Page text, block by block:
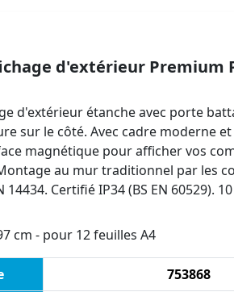
d'extérieur Premium
d'extérieur étanche avec porte
sur le côté. Avec cadre moderne
magnétique pour afficher vos
au mur traditionnel par les
14434. Certifié IP34 (BS EN 60529).
cm - pour 12 feuilles A4
753868